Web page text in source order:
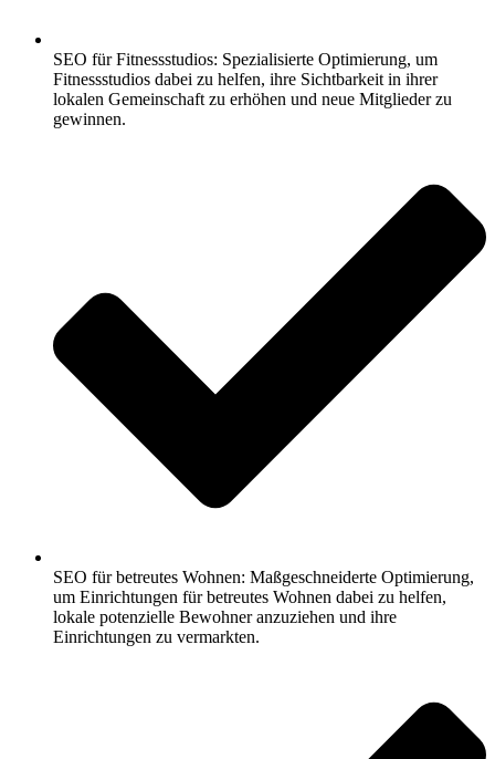
SEO für Fitnessstudios: Spezialisierte Optimierung, um
Fitnessstudios dabei zu helfen, ihre Sichtbarkeit in ihrer
lokalen Gemeinschaft zu erhöhen und neue Mitglieder zu
gewinnen.
SEO für betreutes Wohnen: Maßgeschneiderte Optimierung,
um Einrichtungen für betreutes Wohnen dabei zu helfen,
lokale potenzielle Bewohner anzuziehen und ihre
Einrichtungen zu vermarkten.